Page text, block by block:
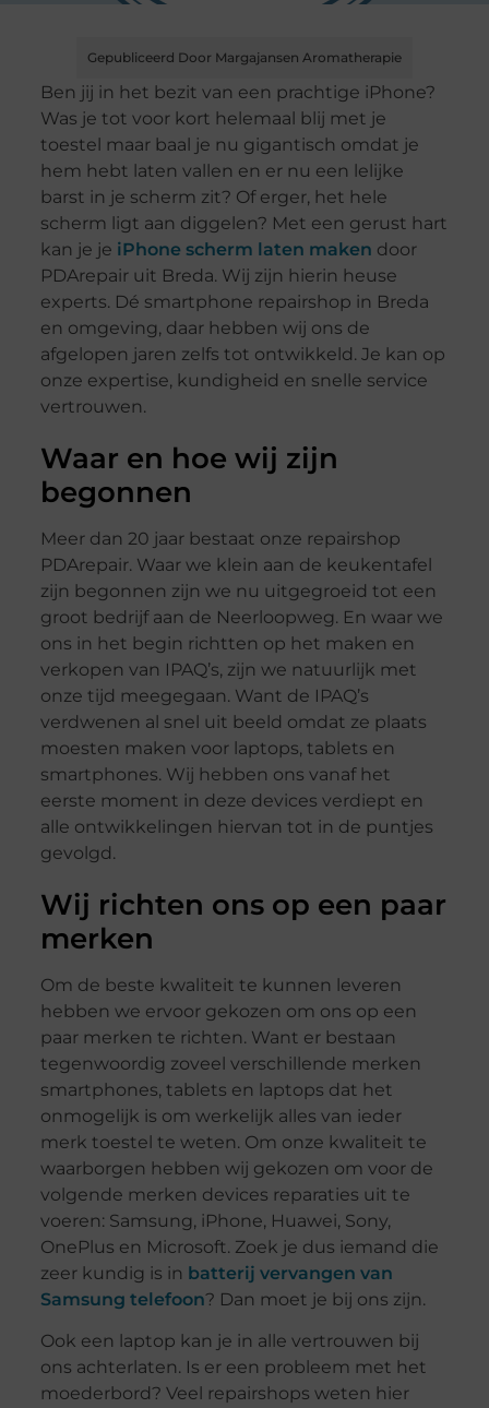
Gepubliceerd Door Margajansen Aromatherapie
Ben jij in het bezit van een prachtige iPhone?
Was je tot voor kort helemaal blij met je
toestel maar baal je nu gigantisch omdat je
hem hebt laten vallen en er nu een lelijke
barst in je scherm zit? Of erger, het hele
scherm ligt aan diggelen? Met een gerust hart
kan je je iPhone scherm laten maken door
PDArepair uit Breda. Wij zijn hierin heuse
experts. Dé smartphone repairshop in Breda
en omgeving, daar hebben wij ons de
afgelopen jaren zelfs tot ontwikkeld. Je kan op
onze expertise, kundigheid en snelle service
vertrouwen.
Waar en hoe wij zijn
begonnen
Meer dan 20 jaar bestaat onze repairshop
PDArepair. Waar we klein aan de keukentafel
zijn begonnen zijn we nu uitgegroeid tot een
groot bedrijf aan de Neerloopweg. En waar we
ons in het begin richtten op het maken en
verkopen van IPAQ’s, zijn we natuurlijk met
onze tijd meegegaan. Want de IPAQ’s
verdwenen al snel uit beeld omdat ze plaats
moesten maken voor laptops, tablets en
smartphones. Wij hebben ons vanaf het
eerste moment in deze devices verdiept en
alle ontwikkelingen hiervan tot in de puntjes
gevolgd.
Wij richten ons op een paar
merken
Om de beste kwaliteit te kunnen leveren
hebben we ervoor gekozen om ons op een
paar merken te richten. Want er bestaan
tegenwoordig zoveel verschillende merken
smartphones, tablets en laptops dat het
onmogelijk is om werkelijk alles van ieder
merk toestel te weten. Om onze kwaliteit te
waarborgen hebben wij gekozen om voor de
volgende merken devices reparaties uit te
voeren: Samsung, iPhone, Huawei, Sony,
OnePlus en Microsoft. Zoek je dus iemand die
zeer kundig is in batterij vervangen van
Samsung telefoon? Dan moet je bij ons zijn.
Ook een laptop kan je in alle vertrouwen bij
ons achterlaten. Is er een probleem met het
moederbord? Veel repairshops weten hier